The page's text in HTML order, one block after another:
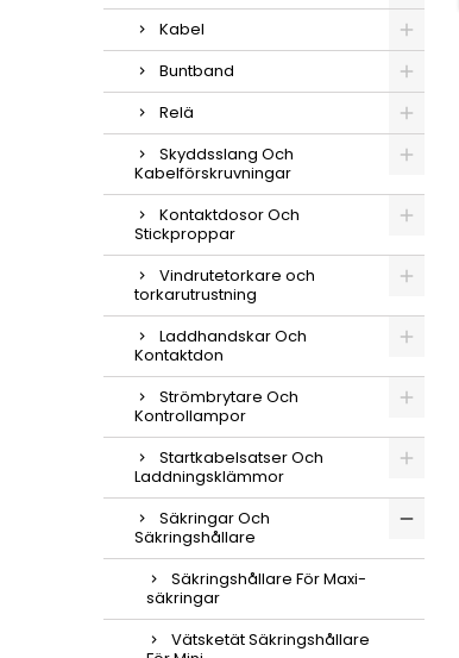
Kabel
Buntband
Relä
Skyddsslang Och
Kabelförskruvningar
Kontaktdosor Och
Stickproppar
Vindrutetorkare och
torkarutrustning
Laddhandskar Och
Kontaktdon
Strömbrytare Och
Kontrollampor
Startkabelsatser Och
Laddningsklämmor
Säkringar Och
Säkringshållare
Säkringshållare För Maxi-
säkringar
Vätsketät Säkringshållare